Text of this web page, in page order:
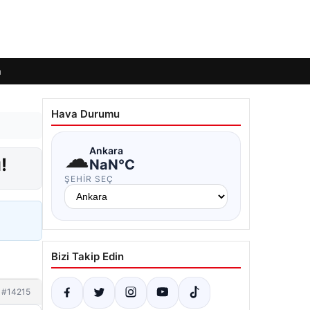
#14215
Hava Durumu
☁Ankara
NaN°C
ŞEHIR SEÇ
Bizi Takip Edin